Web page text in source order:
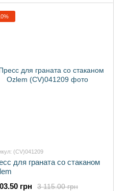
(CV)041209
для граната со стаканом
3 115.00 грн
грн